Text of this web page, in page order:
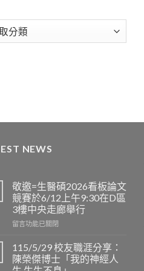
NEWS
敬邀=生醫碩2026看板論文
競賽於6/12上午9:30在D區
3樓中央走廊舉行
在
邀
=
生
留言功能已關閉
115/5/29 校友職涯分享：
陳榮傑博士「我的神經人